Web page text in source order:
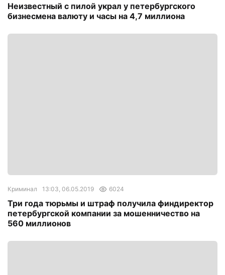
Неизвестный с пилой украл у петербургского
бизнесмена валюту и часы на 4,7 миллиона
Криминал 13:03, 06.05.2019 6024
Три года тюрьмы и штраф получила финдиректор
петербургской компании за мошенничество на
560 миллионов